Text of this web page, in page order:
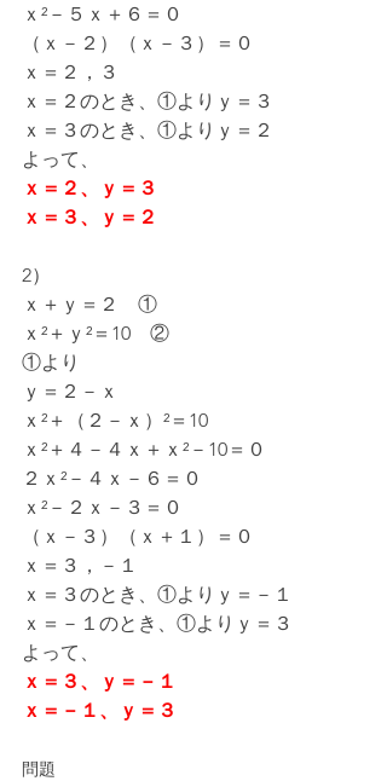
ｘ²－５ｘ＋６＝０
（ｘ－２）（ｘ－３）＝０
ｘ＝２，３
ｘ＝２のとき、①よりｙ＝３
ｘ＝３のとき、①よりｙ＝２
よって、
ｘ＝２、ｙ＝３
ｘ＝３、ｙ＝２
2）
ｘ＋ｙ＝２　①
ｘ²＋ｙ²＝10　②
①より
ｙ＝２－ｘ
ｘ²＋（２－ｘ）²＝10
ｘ²＋４－４ｘ＋ｘ²－10＝０
２ｘ²－４ｘ－６＝０
ｘ²－２ｘ－３＝０
（ｘ－３）（ｘ＋１）＝０
ｘ＝３，－１
ｘ＝３のとき、①よりｙ＝－１
ｘ＝－１のとき、①よりｙ＝３
よって、
ｘ＝３、ｙ＝－１
ｘ＝－１、ｙ＝３
問題